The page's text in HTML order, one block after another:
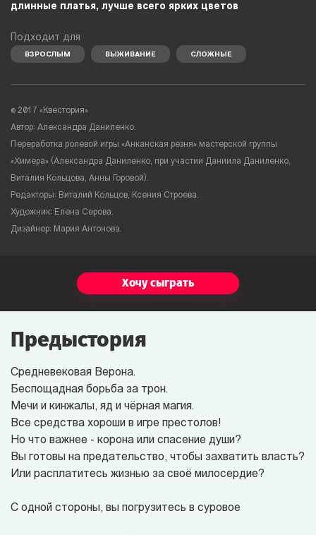
длинные платья, лучше всего ярких цветов
Подходит для
ВЗРОСЛЫМ ВЫЖИВАНИЕ СЛОЖНЫЕ
© 2017 «Квестория»
Автор: Александра Даниленко.
Переработка ролевой игры «Анканская резня» мастерской группы
«Химера» (Александра Даниленко, при участии Даниила Даниленко,
Виталия Кольцова, Анны Горовой).
Редакторы: Виталий Кольцов, Ксения Строева.
Художник: Елена Серова.
Дизайнер: Мария Антонова.
Хочу сыграть
Предыстория
Средневековая Верона.
Беспощадная борьба за трон.
Мечи и кинжалы, яд и чёрная магия.
Все средства хороши в игре престолов!
Но что важнее - корона или спасение души?
Вы готовы на предательство, чтобы захватить власть?
Или расплатитесь жизнью за своё милосердие?
С одной стороны, вы погрузитесь в суровое